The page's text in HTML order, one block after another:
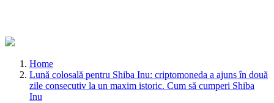
Home
Lună colosală pentru Shiba Inu: criptomoneda a ajuns în două
zile consecutiv la un maxim istoric. Cum să cumperi Shiba
Inu